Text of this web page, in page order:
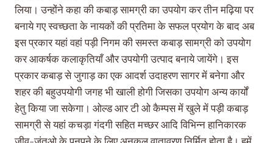
लिया। उन्होंने कहा की कबाड़ सामग्री का उपयोग कर तीन मढ़िया पर
बनाये गए स्वच्छता के नायकों की प्रतिमा के सफल प्रयोग के बाद अब
इस प्रकार यहां वहां पड़ी निगम की समस्त कबाड़ सामग्री को उपयोग
कर आकर्षक कलाकृतियाँ और उपयोगी उत्पाद बनाये जायेंगे। इस
प्रकार कबाड़ से जुगाड़ का एक आदर्श उदाहरण सागर में बनेगा और
शहर की बहुउपयोगी जगह भी खाली होगी जिसका उपयोग अन्य कार्यों
हेतु किया जा सकेगा। ओल्ड आर टी ओ कैम्पस में खुले में पड़ी कबाड़
सामग्री से यहां कचड़ा गंदगी सहित मच्छर आदि विभिन्न हानिकारक